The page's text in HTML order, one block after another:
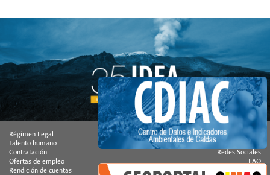
Régimen Legal
Talento humano
Contratación
Ofertas de empleo
Rendición de cuentas
Correo institucional
Mapa del sitio
Redes Sociales
FAQ
Quejas y reclamos